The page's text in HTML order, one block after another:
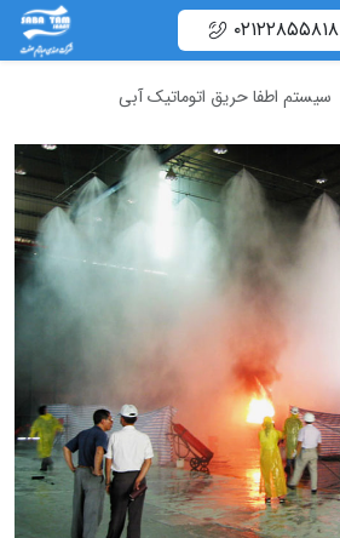
۰۲۱۲۲۸۵۵۸۱۸
سیستم اطفا حریق اتوماتیک آبی